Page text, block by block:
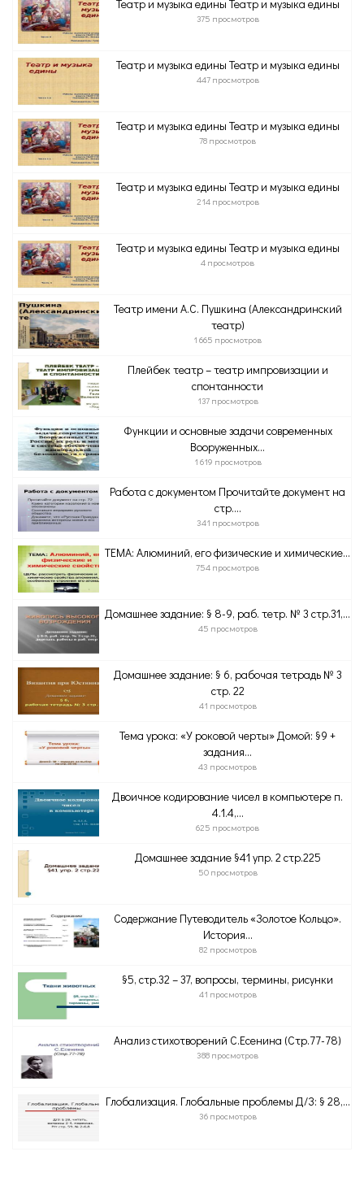
Театр и музыка едины Театр и музыка едины
375 просмотров
Театр и музыка едины Театр и музыка едины
447 просмотров
Театр и музыка едины Театр и музыка едины
78 просмотров
Театр и музыка едины Театр и музыка едины
214 просмотров
Театр и музыка едины Театр и музыка едины
4 просмотров
Театр имени А.С. Пушкина (Александринский
театр)
1 665 просмотров
Плейбек театр – театр импровизации и
спонтанности
137 просмотров
Функции и основные задачи современных
Вооруженных...
1 619 просмотров
Работа с документом Прочитайте документ на
стр....
341 просмотров
ТЕМА: Алюминий, его физические и химические...
754 просмотров
Домашнее задание: § 8-9, раб. тетр. № 3 стр.31,...
45 просмотров
Домашнее задание: § 6, рабочая тетрадь № 3
стр. 22
41 просмотров
Тема урока: «У роковой черты» Домой: §9 +
задания...
43 просмотров
Двоичное кодирование чисел в компьютере п.
4.1.4,...
625 просмотров
Домашнее задание §41 упр. 2 стр.225
50 просмотров
Содержание Путеводитель «Золотое Кольцо».
История...
82 просмотров
§5, стр.32 – 37, вопросы, термины, рисунки
41 просмотров
Анализ стихотворений С.Есенина (Стр.77-78)
388 просмотров
Глобализация. Глобальные проблемы Д/З: § 28,...
36 просмотров